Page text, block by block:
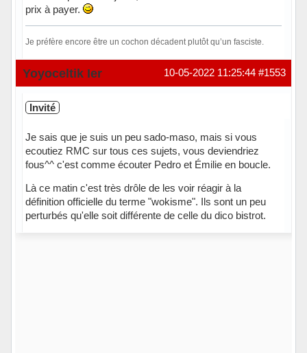
prix à payer.
Je préfère encore être un cochon décadent plutôt qu’un fasciste.
Hors ligne #1553
10-05-2022 11:25:44
Yoyoceltik Ier
Invité
Je sais que je suis un peu sado-maso, mais si vous
ecoutiez RMC sur tous ces sujets, vous deviendriez
fous^^ c'est comme écouter Pedro et Émilie en boucle.
Là ce matin c'est très drôle de les voir réagir à la
définition officielle du terme "wokisme". Ils sont un peu
perturbés qu'elle soit différente de celle du dico bistrot.